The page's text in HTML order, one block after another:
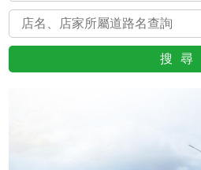
搜尋